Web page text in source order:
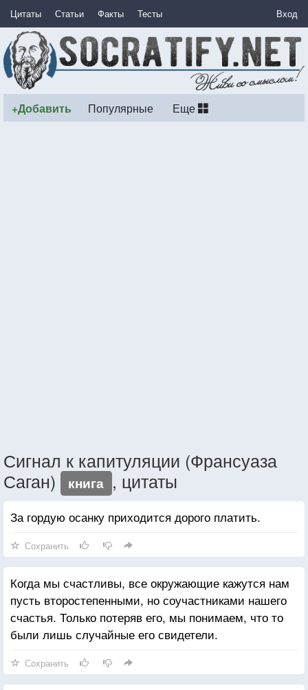
Цитаты Статьи Факты Тесты Вход
+Добавить Популярные Еще
Сигнал к капитуляции (Франсуаза
Саган)
книга , цитаты
За гордую осанку приходится дорого платить.
Сохранить
Когда мы счастливы, все окружающие кажутся нам
пусть второстепенными, но соучастниками нашего
счастья. Только потеряв его, мы понимаем, что то
были лишь случайные его свидетели.
Сохранить